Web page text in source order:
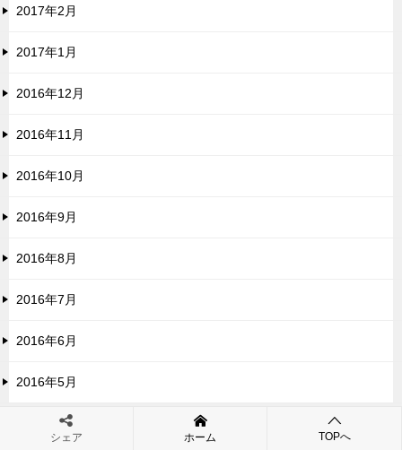
2017年2月
2017年1月
2016年12月
2016年11月
2016年10月
2016年9月
2016年8月
2016年7月
2016年6月
2016年5月
シェア ホーム TOPへ